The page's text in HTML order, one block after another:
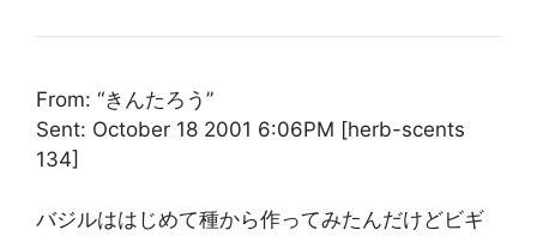
From: “きんたろう”
Sent: October 18 2001 6:06PM [herb-scents
134]
バジルははじめて種から作ってみたんだけどビギ